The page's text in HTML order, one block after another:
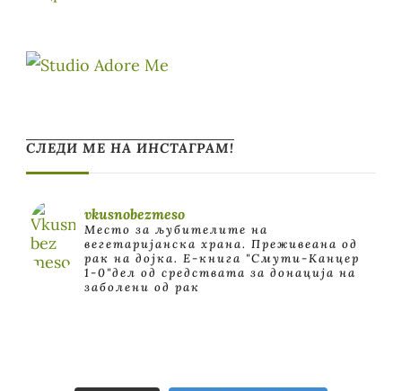
СЛЕДИ МЕ НА ИНСТАГРАМ!
vkusnobezmeso
Место за љубителите на
вегетаријанска храна. Преживеана од
рак на дојка. E-книга "Смути-Канцер
1-0"дел од средствата за донација на
заболени од рак